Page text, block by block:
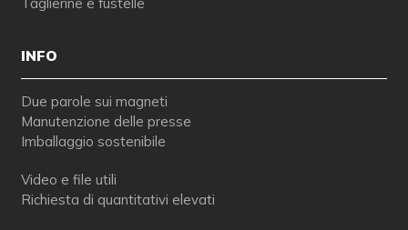
INFO
Due parole sui magneti
Manutenzione delle presse
Imballaggio sostenibile
Video e file utili
Richiesta di quantitativi elevati